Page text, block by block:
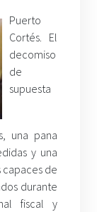
Puerto
Cortés. El
decomiso
de
supuesta
una pana
y una
de
durante
fiscal y